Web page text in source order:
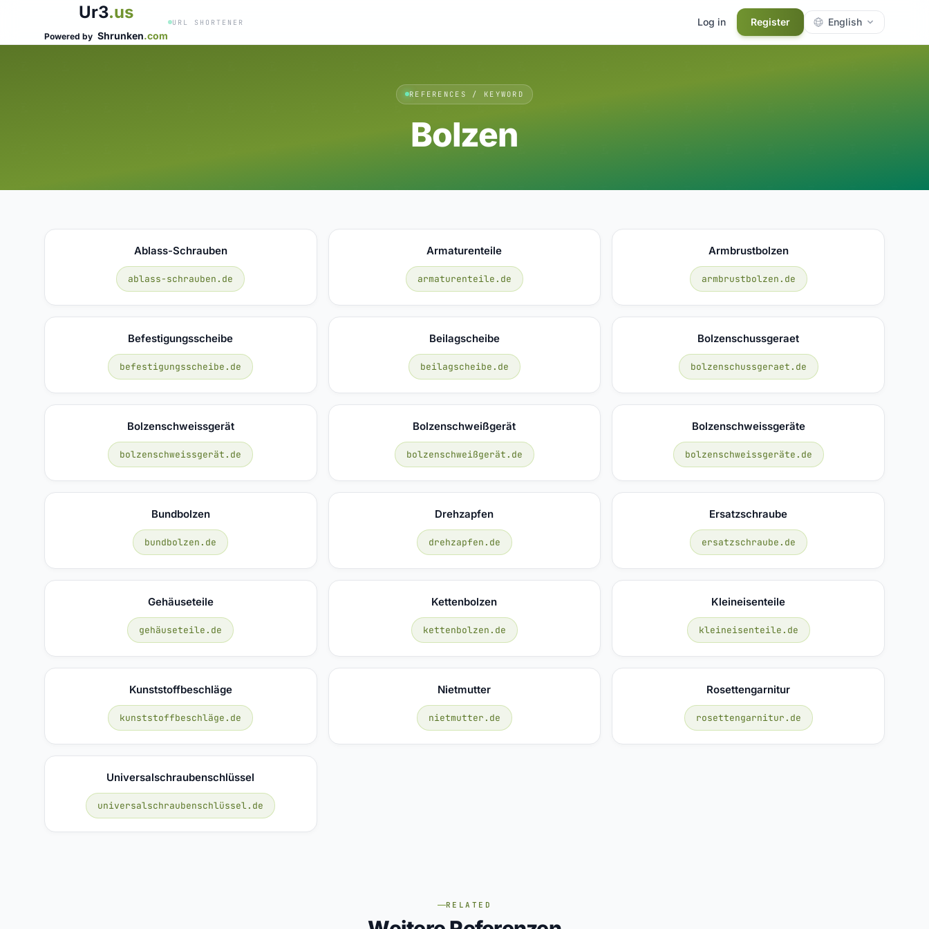
Ur3.us
Powered by Shrunken.com
URL SHORTENER Log in Register English
REFERENCES / KEYWORD
Bolzen
Ablass-Schrauben
ablass-schrauben.de
Armaturenteile
armaturenteile.de
Armbrustbolzen
armbrustbolzen.de
Befestigungsscheibe
befestigungsscheibe.de
Beilagscheibe
beilagscheibe.de
Bolzenschussgeraet
bolzenschussgeraet.de
Bolzenschweissgerät
bolzenschweissgerät.de
Bolzenschweißgerät
bolzenschweißgerät.de
Bolzenschweissgeräte
bolzenschweissgeräte.de
Bundbolzen
bundbolzen.de
Drehzapfen
drehzapfen.de
Ersatzschraube
ersatzschraube.de
Gehäuseteile
gehäuseteile.de
Kettenbolzen
kettenbolzen.de
Kleineisenteile
kleineisenteile.de
Kunststoffbeschläge
kunststoffbeschläge.de
Nietmutter
nietmutter.de
Rosettengarnitur
rosettengarnitur.de
Universalschraubenschlüssel
universalschraubenschlüssel.de
RELATED